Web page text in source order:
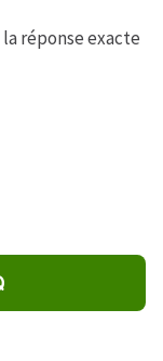
réponse exacte